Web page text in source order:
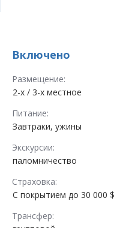
Включено
Размещение:
2-х / 3-х местное
Питание:
Завтраки, ужины
Экскурсии:
паломничество
Страховка:
С покрытием до 30 000 $
Трансфер: